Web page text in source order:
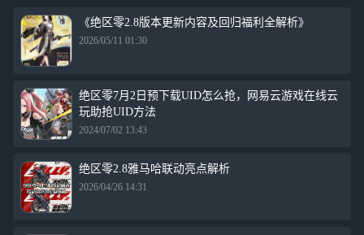
《绝区零2.8版本更新内容及回归福利全解析》
2026/05/11 01:30
绝区零7月2日预下载UID怎么抢，网易云游戏在线云
玩助抢UID方法
2024/07/02 13:43
绝区零2.8雅马哈联动亮点解析
2026/04/26 14:31